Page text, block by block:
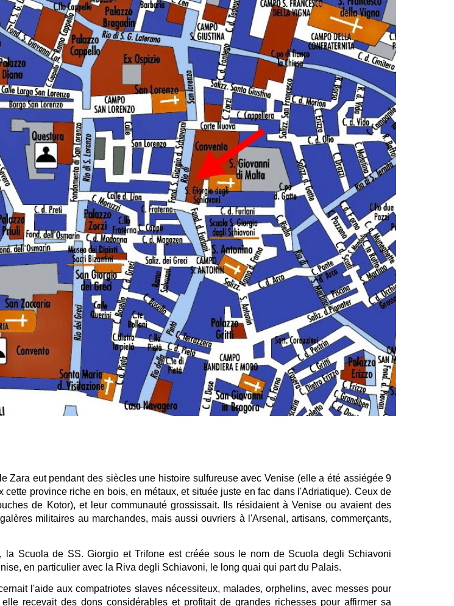
eut pendant des siècles une histoire sulfureuse avec Venise (elle a été assiégée 9
province riche en bois, en métaux, et située juste en fac dans l'Adriatique). Ceux de
de Kotor), et leur communauté grossissait. Ils résidaient à Venise ou avaient des
militaires au marchandes, mais aussi ouvriers à l'Arsenal, artisans, commerçants,
Scuola de SS. Giorgio et Trifone est créée sous le nom de Scuola degli Schiavoni
en particulier avec la Riva degli Schiavoni, le long quai qui part du Palais.
l'aide aux compatriotes slaves nécessiteux, malades, orphelins, avec messes pour
recevait des dons considérables et profitait de grandes richesses pour affirmer sa